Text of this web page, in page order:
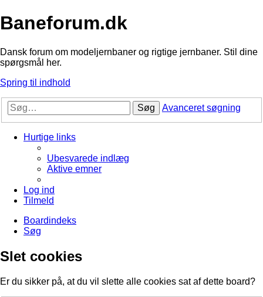
Baneforum.dk
Dansk forum om modeljernbaner og rigtige jernbaner. Stil dine
spørgsmål her.
Spring til indhold
Søg Avanceret søgning
Hurtige links
Ubesvarede indlæg
Aktive emner
Log ind
Tilmeld
Boardindeks
Søg
Slet cookies
Er du sikker på, at du vil slette alle cookies sat af dette board?